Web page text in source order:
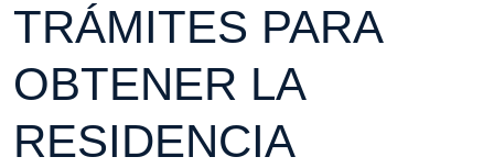
TRÁMITES PARA
OBTENER LA
RESIDENCIA